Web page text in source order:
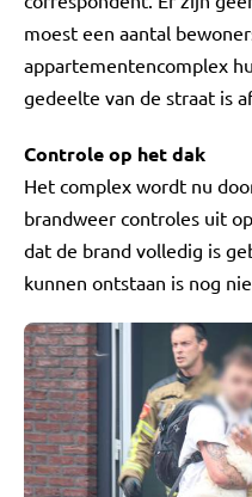
moest een aantal
appartementencomplex
gedeelte van de straat is
Controle op het dak
Het complex wordt nu
brandweer controles uit
dat de brand volledig is
kunnen ontstaan is nog